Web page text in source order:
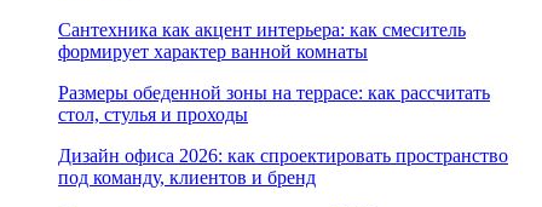
Сантехника как акцент интерьера: как смеситель
формирует характер ванной комнаты
Размеры обеденной зоны на террасе: как рассчитать
стол, стулья и проходы
Дизайн офиса 2026: как спроектировать пространство
под команду, клиентов и бренд